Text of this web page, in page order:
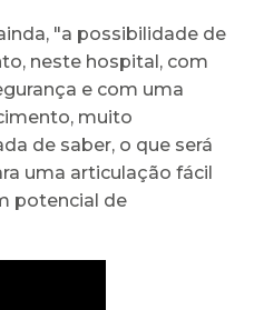
"a possibilidade de
neste hospital, com
e com uma
muito
de saber, o que será
uma articulação fácil
potencial de